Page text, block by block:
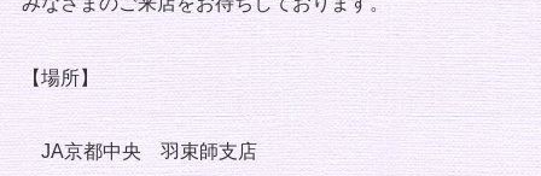
【場所】
JA京都中央 羽束師支店